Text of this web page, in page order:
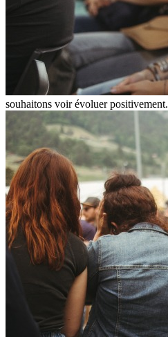
souhaitons voir évoluer positivement.